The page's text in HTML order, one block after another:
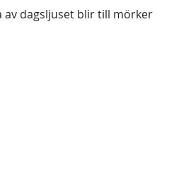
av dagsljuset blir till mörker